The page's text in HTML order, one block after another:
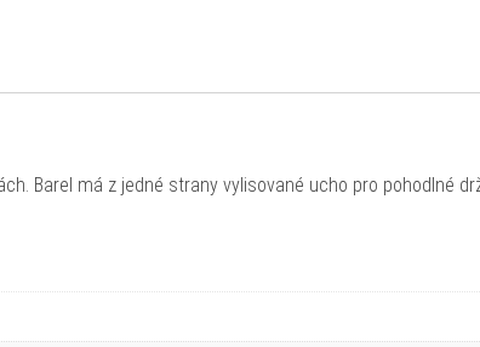
Barel má z jedné strany vylisované ucho pro pohodlné